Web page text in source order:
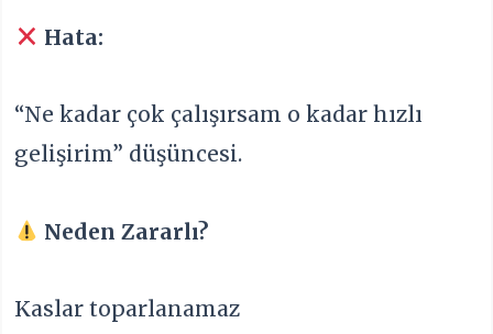
Hata:
“Ne kadar çok çalışırsam o kadar hızlı
gelişirim” düşüncesi.
Neden Zararlı?
Kaslar toparlanamaz